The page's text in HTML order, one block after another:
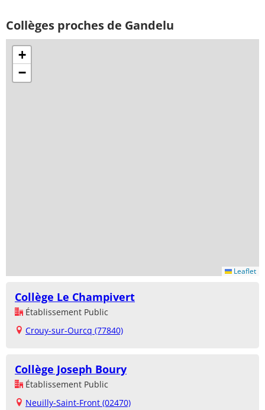
Collèges proches de Gandelu
+
−
Leaflet
Collège Le Champivert
Établissement Public
Crouy-sur-Ourcq (77840)
Collège Joseph Boury
Établissement Public
Neuilly-Saint-Front (02470)